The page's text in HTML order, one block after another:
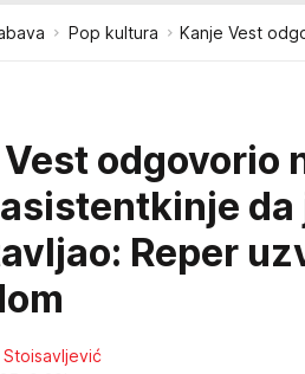
Pop kultura Kanje Vest
odgovorio
da
Reper
Stoisavljević